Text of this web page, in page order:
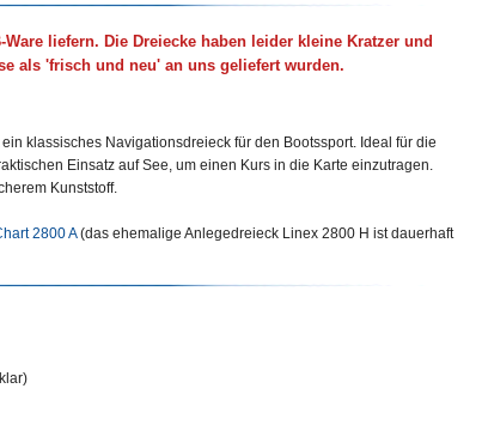
liefern. Die Dreiecke haben leider kleine Kratzer und
als 'frisch und neu' an uns geliefert wurden.
klassisches Navigationsdreieck für den Bootssport. Ideal für die
Einsatz auf See, um einen Kurs in die Karte einzutragen.
Kunststoff.
2800 A(das ehemalige Anlegedreieck Linex 2800 H ist dauerhaft